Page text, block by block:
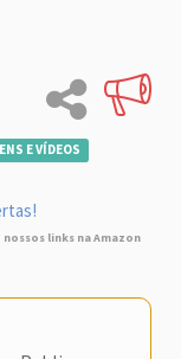
E VÍDEOS
nossos links na Amazon